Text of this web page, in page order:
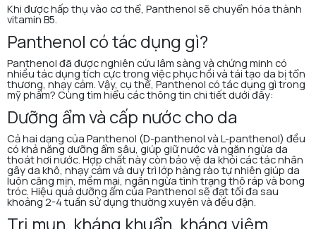
Khi được hấp thụ vào cơ thể, Panthenol sẽ chuyển hóa thành
vitamin B5.
Panthenol có tác dụng gì?
Panthenol đã được nghiên cứu lâm sàng và chứng minh có
nhiều tác dụng tích cực trong việc phục hồi và tái tạo da bị tổn
thương, nhạy cảm. Vậy, cụ thể, Panthenol có tác dụng gì trong
mỹ phẩm? Cùng tìm hiểu các thông tin chi tiết dưới đây:
Dưỡng ẩm và cấp nước cho da
Cả hai dạng của Panthenol (D-panthenol và L-panthenol) đều
có khả năng dưỡng ẩm sâu, giúp giữ nước và ngăn ngừa da
thoát hơi nước. Hợp chất này còn bảo vệ da khỏi các tác nhân
gây da khô, nhạy cảm và duy trì lớp hàng rào tự nhiên giúp da
luôn căng mịn, mềm mại, ngăn ngừa tình trạng thô ráp và bong
tróc. Hiệu quả dưỡng ẩm của Panthenol sẽ đạt tối đa sau
khoảng 2-4 tuần sử dụng thường xuyên và đều đặn.
Trị mụn, kháng khuẩn, kháng viêm